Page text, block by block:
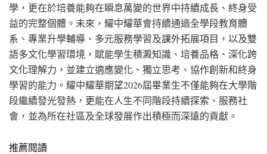
學，更在於培養能夠在瞬息萬變的世界中持續成長、終身受
益的完整個體。未來，耀中耀華會持續通過全學段教育體
系、專業升學輔導、多元服務學習及課外拓展項目，以及雙
語多文化學習環境，賦能學生積澱知識、培養品格、深化跨
文化理解力，並建立適應變化、獨立思考、協作創新和終身
學習的能力。耀中耀華期望2026屆畢業生不僅能夠在大學階
段繼續發光發熱，更能在人生不同階段持續探索、服務社
會，並為所在社區及全球發展作出積極而深遠的貢獻。
推薦閱讀